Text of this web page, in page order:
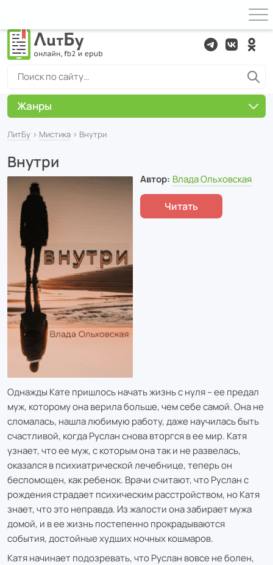
ЛитБу › Мистика › Внутри
Внутри
Автор: Влада Ольховская
Читать
Однажды Кате пришлось начать жизнь с нуля – ее предал
муж, которому она верила больше, чем себе самой. Она не
сломалась, нашла любимую работу, даже научилась быть
счастливой, когда Руслан снова вторгся в ее мир. Катя
узнает, что ее муж, с которым она так и не развелась,
оказался в психиатрической лечебнице, теперь он
беспомощен, как ребенок. Врачи считают, что Руслан с
рождения страдает психическим расстройством, но Катя
знает, что это неправда. Из жалости она забирает мужа
домой, и в ее жизнь постепенно прокрадываются
события, достойные худших ночных кошмаров.
Катя начинает подозревать, что Руслан вовсе не болен,
Жанры